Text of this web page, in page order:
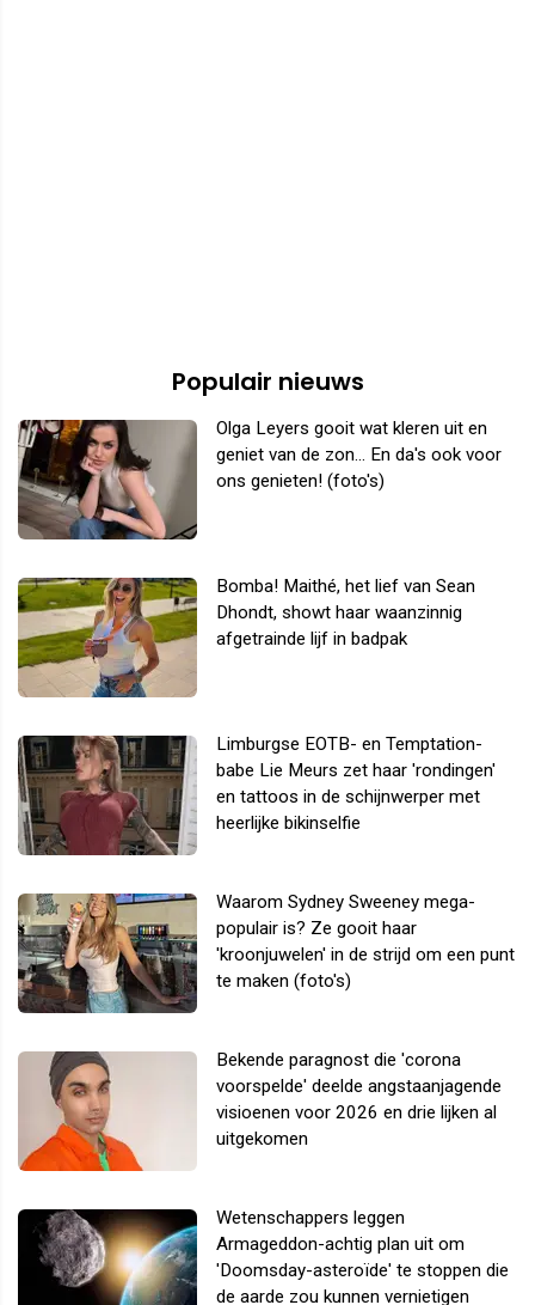
Populair nieuws
Olga Leyers gooit wat kleren uit en
geniet van de zon... En da's ook voor
ons genieten! (foto's)
Bomba! Maithé, het lief van Sean
Dhondt, showt haar waanzinnig
afgetrainde lijf in badpak
Limburgse EOTB- en Temptation-
babe Lie Meurs zet haar 'rondingen'
en tattoos in de schijnwerper met
heerlijke bikinselfie
Waarom Sydney Sweeney mega-
populair is? Ze gooit haar
'kroonjuwelen' in de strijd om een punt
te maken (foto's)
Bekende paragnost die 'corona
voorspelde' deelde angstaanjagende
visioenen voor 2026 en drie lijken al
uitgekomen
Wetenschappers leggen
Armageddon-achtig plan uit om
'Doomsday-asteroïde' te stoppen die
de aarde zou kunnen vernietigen